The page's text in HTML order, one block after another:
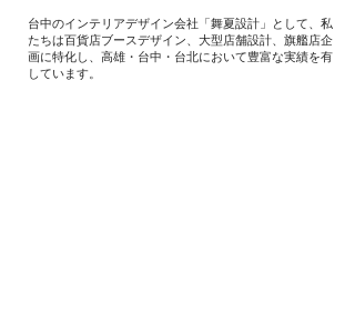
台中のインテリアデザイン会社「舞夏設計」として、私
たちは百貨店ブースデザイン、大型店舗設計、旗艦店企
画に特化し、高雄・台中・台北において豊富な実績を有
しています。